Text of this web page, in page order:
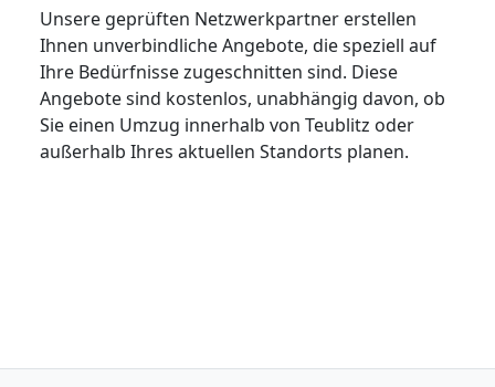
Unsere geprüften Netzwerkpartner erstellen
Ihnen unverbindliche Angebote, die speziell auf
Ihre Bedürfnisse zugeschnitten sind. Diese
Angebote sind kostenlos, unabhängig davon, ob
Sie einen Umzug innerhalb von Teublitz oder
außerhalb Ihres aktuellen Standorts planen.